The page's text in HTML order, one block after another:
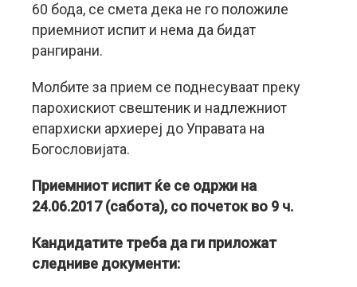
60 бода, се смета дека не го положиле
приемниот испит и нема да бидат
рангирани.
Молбите за прием се поднесуваат преку
парохискиот свештеник и надлежниот
епархиски архиереј до Управата на
Богословијата.
Приемниот испит ќе се одржи на
24.06.2017 (сабота), со почеток во 9 ч.
Кандидатите треба да ги приложат
следниве документи: